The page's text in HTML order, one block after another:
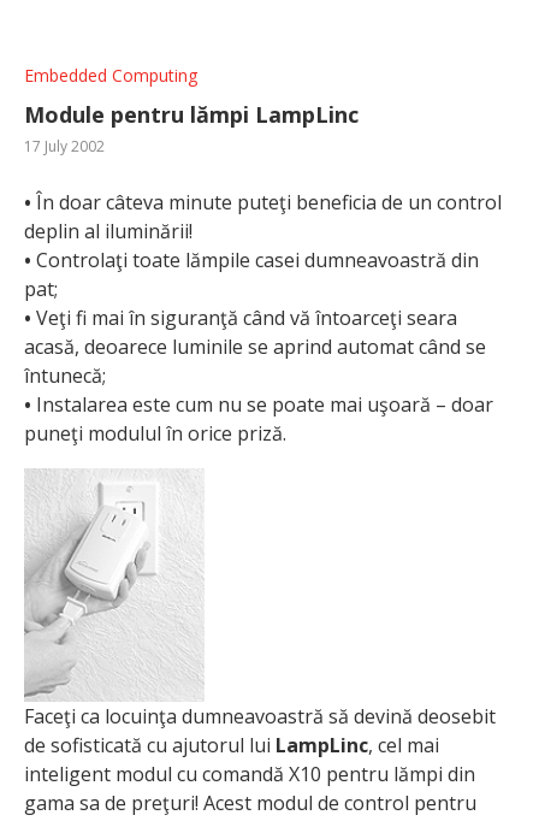
Embedded Computing
Module pentru lămpi LampLinc
17 July 2002
• În doar câteva minute puteţi beneficia de un control
deplin al iluminării!
• Controlaţi toate lămpile casei dumneavoastră din
pat;
• Veţi fi mai în siguranţă când vă întoarceţi seara
acasă, deoarece luminile se aprind automat când se
întunecă;
• Instalarea este cum nu se poate mai uşoară – doar
puneţi modulul în orice priză.
Faceţi ca locuinţa dumneavoastră să devină deosebit
de sofisticată cu ajutorul lui LampLinc, cel mai
inteligent modul cu comandă X10 pentru lămpi din
gama sa de preţuri! Acest modul de control pentru